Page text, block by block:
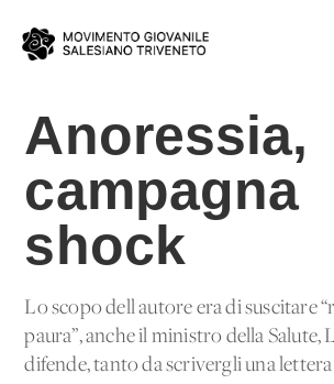
Anoressia,
campagna
shock
Lo scopo dell'autore era di suscitare
paura”, anche il ministro della Salute,
difende, tanto da scrivergli una